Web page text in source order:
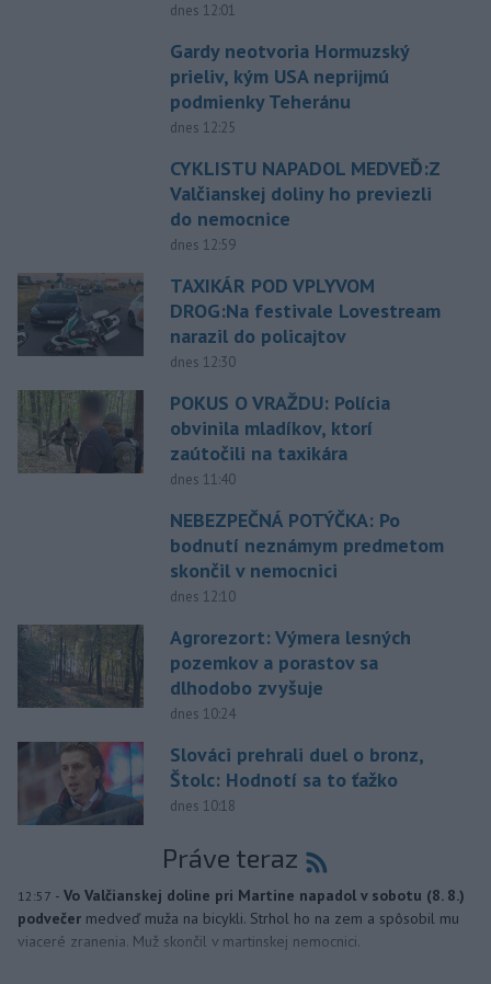
dnes 12:01
Gardy neotvoria Hormuzský
prieliv, kým USA neprijmú
podmienky Teheránu
dnes 12:25
CYKLISTU NAPADOL MEDVEĎ:Z
Valčianskej doliny ho previezli
do nemocnice
dnes 12:59
TAXIKÁR POD VPLYVOM
DROG:Na festivale Lovestream
narazil do policajtov
dnes 12:30
POKUS O VRAŽDU: Polícia
obvinila mladíkov, ktorí
zaútočili na taxikára
dnes 11:40
NEBEZPEČNÁ POTÝČKA: Po
bodnutí neznámym predmetom
skončil v nemocnici
dnes 12:10
Agrorezort: Výmera lesných
pozemkov a porastov sa
dlhodobo zvyšuje
dnes 10:24
Slováci prehrali duel o bronz,
Štolc: Hodnotí sa to ťažko
dnes 10:18
Práve teraz
12:57 - Vo Valčianskej doline pri Martine napadol v sobotu (8. 8.)
podvečer medveď muža na bicykli. Strhol ho na zem a spôsobil mu
viaceré zranenia. Muž skončil v martinskej nemocnici.